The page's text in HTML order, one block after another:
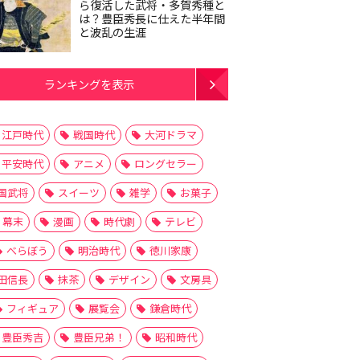
ら復活した武将・多賀秀種と
は？豊臣秀長に仕えた半年間
と波乱の生涯
ランキングを表示
江戸時代 戦国時代
大河ドラマ
平安時代
アニメ
ロングセラー
武将
スイーツ 雑学
お菓子
幕末
漫画 時代劇
テレビ
べらぼう
明治時代
徳川家康
信長
抹茶 デザイン
文房具
フィギュア
展覧会
鎌倉時代
豊臣秀吉
豊臣兄弟！
昭和時代